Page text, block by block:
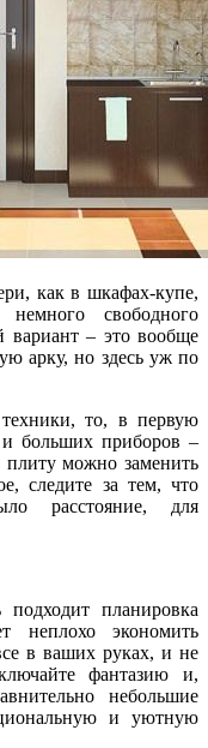
как в шкафах-купе,
свободного
вариант – это вообще
арку, но здесь уж по
то, в первую
и больших приборов –
плиту можно заменить
следите за тем, что
расстояние, для
планировка
неплохо экономить
в ваших руках, и не
фантазию и,
небольшие
и уютную